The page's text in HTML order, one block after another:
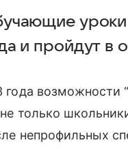
уроки
и пройдут в
года возможности
только
непрофильных